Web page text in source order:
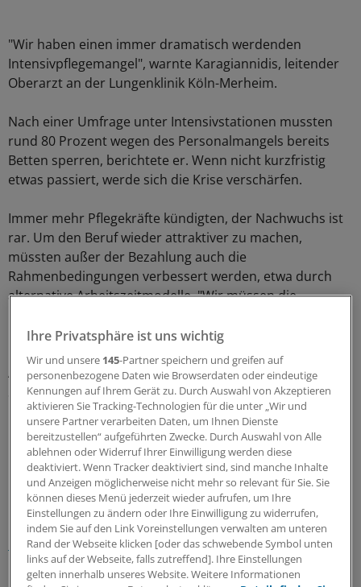
"Wir haben einen immer dramatisch werdenden
Intensivpflegemangel", warnte Karagiannidis, leitender
Oberarzt an der Lungenklinik Köln-Merheim.
Nach einer Umfrage unter Intensivstationen mussten
rund 80 Prozent wegen des Personalmangels bereits
Betten sperren, berichtete er. Wenn nicht kurzfristig
etwas passiert, werde sich die Krise verschärfen.
Immer mehr Pflegekräfte kündigten, der Nachwuchs ist
rar. Um den Beruf wieder attraktiver zu machen,
müssten außer der Bezahlung auch die
Rahmenbedingungen verbessert werden, etwa durch
alternative Arbeitszeitmodelle. "Wir müssen die
Eigenverantwortung geben."
Auch dieAkademisierung der Pflegesei ein wichtiger
Schritt – sie dürfe aber nicht dazu führen, dass
Pflegekräfte nicht mehr am Bett arbeiten, sagte
Karagiannidis.(iss)
0
Schlagworte:
Pflege Klinik-Management Geld und Vermögen AINS
Ihr Newsletter zum Thema
Ihre Privatsphäre ist uns wichtig
Wir und unsere 145-Partner speichern und greifen auf
personenbezogene Daten wie Browserdaten oder eindeutige
Kennungen auf Ihrem Gerät zu. Durch Auswahl von Akzeptieren
aktivieren Sie Tracking-Technologien für die unter „Wir und
unsere Partner verarbeiten Daten, um Ihnen Dienste
bereitzustellen“ aufgeführten Zwecke. Durch Auswahl von Alle
ablehnen oder Widerruf Ihrer Einwilligung werden diese
deaktiviert. Wenn Tracker deaktiviert sind, sind manche Inhalte
und Anzeigen möglicherweise nicht mehr so relevant für Sie. Sie
können dieses Menü jederzeit wieder aufrufen, um Ihre
Einstellungen zu ändern oder Ihre Einwilligung zu widerrufen,
indem Sie auf den Link Voreinstellungen verwalten am unteren
Rand der Webseite klicken [oder das schwebende Symbol unten
links auf der Webseite, falls zutreffend]. Ihre Einstellungen
gelten innerhalb unseres Website. Weitere Informationen